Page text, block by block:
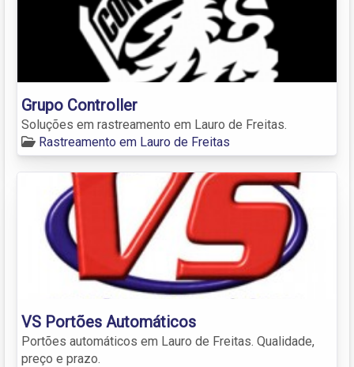
Grupo Controller
Soluções em rastreamento em Lauro de Freitas.
Rastreamento em Lauro de Freitas
VS Portões Automáticos
Portões automáticos em Lauro de Freitas. Qualidade,
preço e prazo.